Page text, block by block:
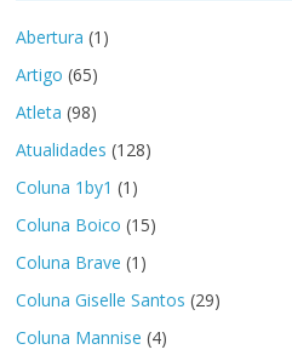
Abertura (1)
Artigo (65)
Atleta (98)
Atualidades (128)
Coluna 1by1 (1)
Coluna Boico (15)
Coluna Brave (1)
Coluna Giselle Santos (29)
Coluna Mannise (4)